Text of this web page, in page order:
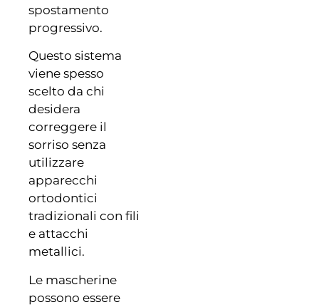
spostamento
progressivo.
Questo sistema
viene spesso
scelto da chi
desidera
correggere il
sorriso senza
utilizzare
apparecchi
ortodontici
tradizionali con fili
e attacchi
metallici.
Le mascherine
possono essere